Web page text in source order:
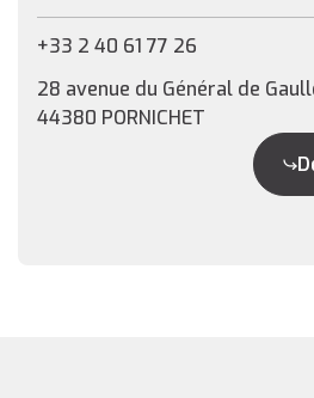
+33 2 40 61 77 26
28 avenue du Général de
44380 PORNICHET